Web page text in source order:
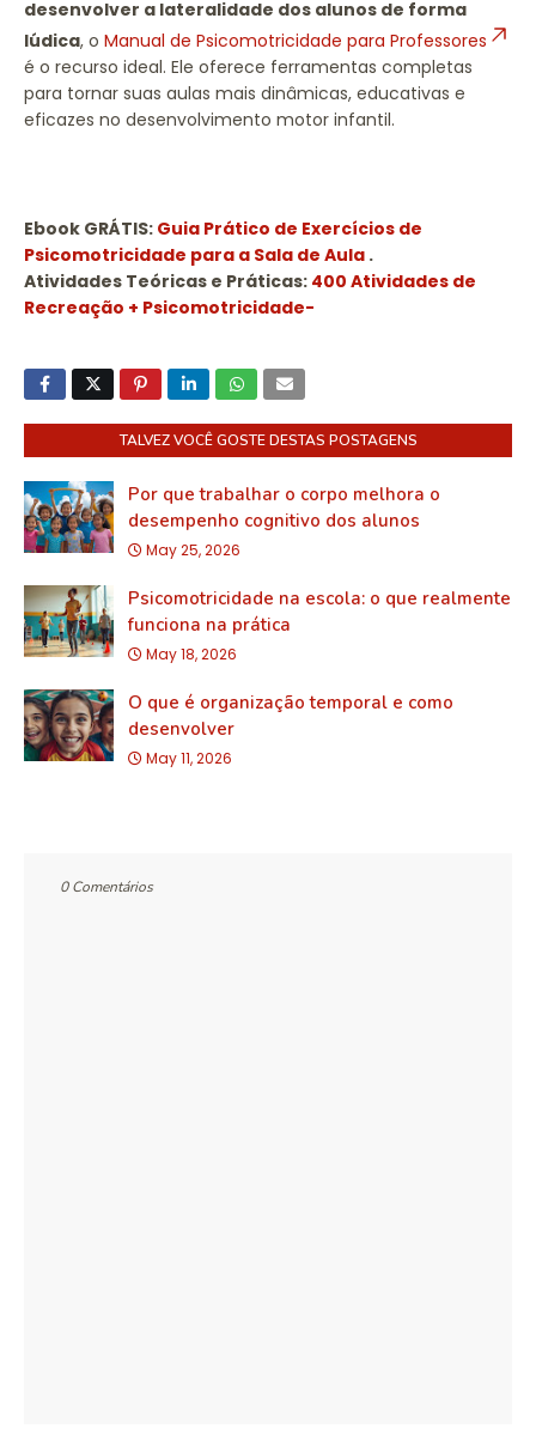
desenvolver a lateralidade dos alunos de forma
lúdica, o Manual de Psicomotricidade para Professores
é o recurso ideal. Ele oferece ferramentas completas
para tornar suas aulas mais dinâmicas, educativas e
eficazes no desenvolvimento motor infantil.
Ebook GRÁTIS: Guia Prático de Exercícios de
Psicomotricidade para a Sala de Aula .
Atividades Teóricas e Práticas: 400 Atividades de
Recreação + Psicomotricidade-
TALVEZ VOCÊ GOSTE DESTAS POSTAGENS
Por que trabalhar o corpo melhora o
desempenho cognitivo dos alunos
May 25, 2026
Psicomotricidade na escola: o que realmente
funciona na prática
May 18, 2026
O que é organização temporal e como
desenvolver
May 11, 2026
0 Comentários